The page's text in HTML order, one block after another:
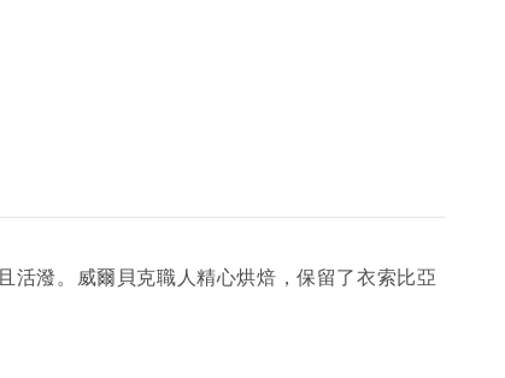
活潑。威爾貝克職人精心烘焙，保留了衣索比亞